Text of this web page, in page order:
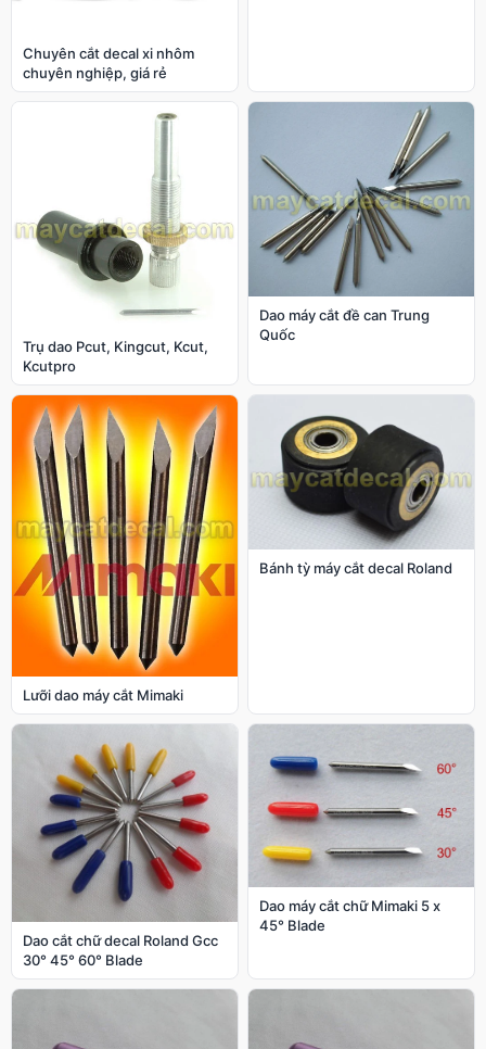
Chuyên cắt decal xi nhôm
chuyên nghiệp, giá rẻ
Trụ dao Pcut, Kingcut, Kcut,
Kcutpro
Dao máy cắt đề can Trung
Quốc
Lưỡi dao máy cắt Mimaki
Bánh tỳ máy cắt decal Roland
Dao cắt chữ decal Roland Gcc
30° 45° 60° Blade
Dao máy cắt chữ Mimaki 5 x
45° Blade